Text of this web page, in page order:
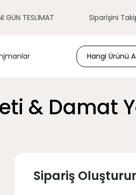
GÜN TESLİMAT Siparişini
& Damat
Sipariş